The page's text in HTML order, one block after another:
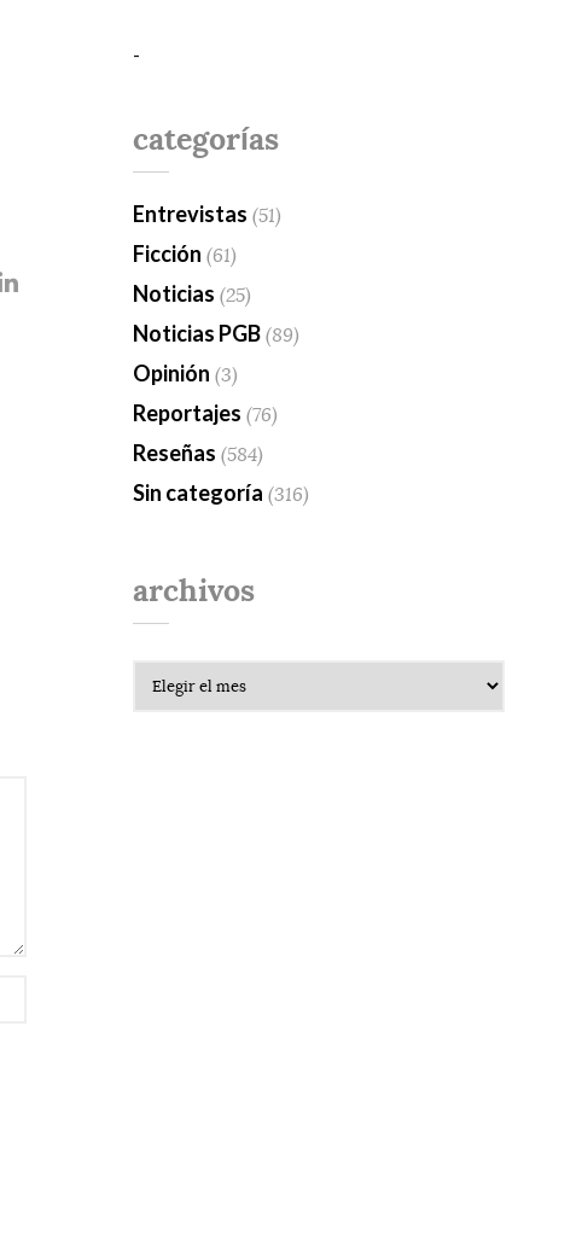
-
categorías
Entrevistas (51)
Ficción (61)
Noticias (25)
Noticias PGB (89)
Opinión (3)
Reportajes (76)
Reseñas (584)
Sin categoría (316)
archivos